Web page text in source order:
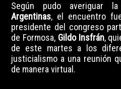
Según pudo averiguar la
Argentinas, el encuentro
presidente del congreso
de Formosa, Gildo Insfrán,
de este martes a los
justicialismo a una reunión
de manera virtual.